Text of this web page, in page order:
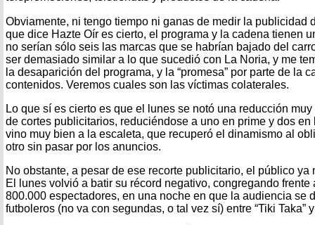
Obviamente, ni tengo tiempo ni ganas de medir la publicidad
que dice Hazte Oír es cierto, el programa y la cadena tienen
no serían sólo seis las marcas que se habrían bajado del
ser demasiado similar a lo que sucedió con La Noria, y me
la desaparición del programa, y la “promesa” por parte de la
contenidos. Veremos cuales son las víctimas colaterales.
Lo que sí es cierto es que el lunes se notó una reducción
de cortes publicitarios, reduciéndose a uno en prime y dos en
vino muy bien a la escaleta, que recuperó el dinamismo al
otro sin pasar por los anuncios.
No obstante, a pesar de ese recorte publicitario, el público ya
El lunes volvió a batir su récord negativo, congregando
800.000 espectadores, en una noche en que la audiencia se
futboleros (no va con segundas, o tal vez sí) entre “Tiki Taka”